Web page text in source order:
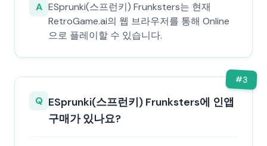
A ESprunki(스프런키) Frunksters는 현재
RetroGame.ai의 웹 브라우저를 통해 Online
으로 플레이할 수 있습니다.
#3
Q ESprunki(스프런키) Frunksters에 인앱
구매가 있나요?